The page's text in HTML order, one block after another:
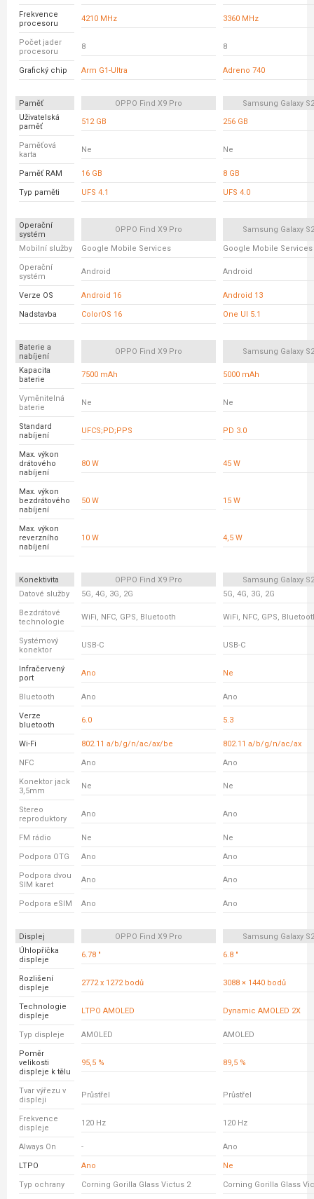
Frekvence
procesoru
4210 MHz 3360 MHz
Počet jader
procesoru
8 8
Grafický chip Arm G1-Ultra Adreno 740
Paměť OPPO Find X9 Pro
Samsung Galaxy
Uživatelská
paměť
512 GB 256 GB
Paměťová
karta
Ne Ne
Paměť RAM 16 GB 8 GB
Typ paměti UFS 4.1 UFS 4.0
Operační
systém
OPPO Find X9 Pro Samsung Galaxy
Mobilní služby Google Mobile Services Google Mobile Services
Operační
systém
Android Android
Verze OS Android 16 Android 13
Nadstavba ColorOS 16 One UI 5.1
Baterie a
nabíjení
OPPO Find X9 Pro Samsung Galaxy
Kapacita
baterie
7500 mAh 5000 mAh
Vyměnitelná
baterie
Ne Ne
Standard
nabíjení
UFCS;PD;PPS PD 3.0
Max. výkon
drátového
nabíjení
80 W 45 W
Max. výkon
bezdrátového
nabíjení
50 W 15 W
Max. výkon
reverzního
nabíjení
10 W 4,5 W
Konektivita OPPO Find X9 Pro
Samsung Galaxy
Datové služby
5G, 4G, 3G, 2G 5G, 4G, 3G, 2G
Bezdrátové
technologie
WiFi, NFC, GPS, Bluetooth WiFi, NFC, GPS,
Systémový
konektor
USB-C USB-C
Infračervený
port
Ano Ne
Bluetooth Ano Ano
Verze
bluetooth
6.0 5.3
Wi-Fi 802.11 a/b/g/n/ac/ax/be 802.11 a/b/g/n/ac/ax
NFC Ano Ano
Konektor jack
3,5mm
Ne Ne
Stereo
reproduktory
Ano Ano
FM rádio Ne Ne
Podpora OTG Ano Ano
Podpora dvou
SIM karet
Ano Ano
Podpora eSIM Ano Ano
Displej OPPO Find X9 Pro
Samsung Galaxy
Úhlopříčka
displeje
6.78 " 6.8 "
Rozlišení
displeje
2772 x 1272 bodů 3088 × 1440 bodů
Technologie
displeje
LTPO AMOLED Dynamic AMOLED 2X
Typ displeje AMOLED AMOLED
Poměr
velikosti
displeje k tělu
95,5 % 89,5 %
Tvar výřezu v
displeji
Průstřel Průstřel
Frekvence
displeje
120 Hz 120 Hz
Always On - Ano
LTPO Ano Ne
Typ ochrany Corning Gorilla Glass Victus 2 Corning Gorilla Glass